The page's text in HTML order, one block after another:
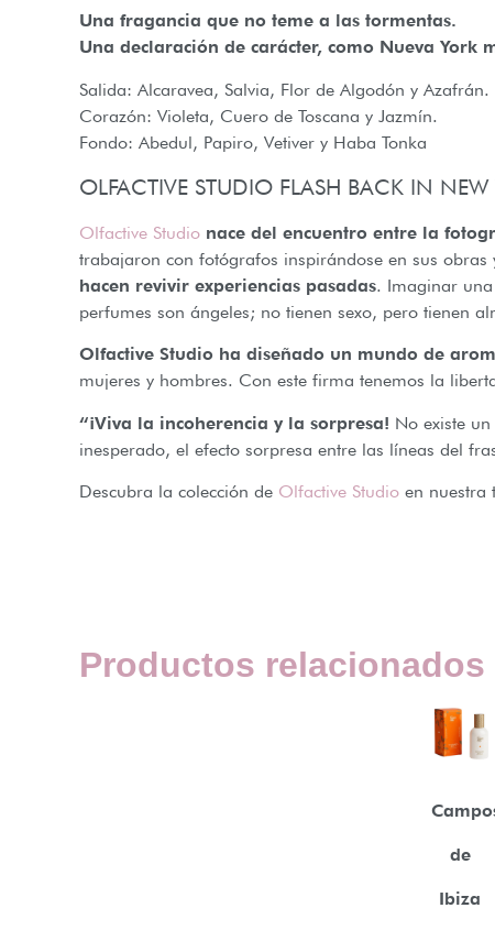
Una fragancia que no teme a las tormentas.
Una declaración de carácter, como Nueva York
Salida: Alcaravea, Salvia, Flor de Algodón y Azafrán.
Corazón: Violeta, Cuero de Toscana y Jazmín.
Fondo: Abedul, Papiro, Vetiver y Haba Tonka
OLFACTIVE STUDIO FLASH BACK IN NEW
Olfactive Studio nace del encuentro entre la
trabajaron con fotógrafos inspirándose en sus
hacen revivir experiencias pasadas. Imaginar una
perfumes son ángeles; no tienen sexo, pero tienen
Olfactive Studio ha diseñado un mundo de
mujeres y hombres. Con este firma tenemos la
“¡Viva la incoherencia y la sorpresa! No existe
inesperado, el efecto sorpresa entre las líneas del
Descubra la colección de Olfactive Studio en nuestra
Productos relacionados
de
Ibiza